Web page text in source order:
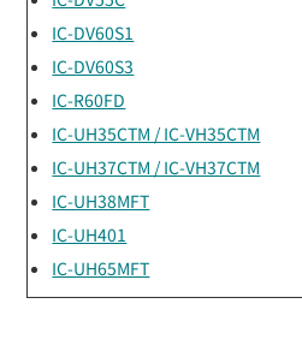
IC-DV60S1
IC-DV60S3
IC-R60FD
IC-UH35CTM / IC-VH35CTM
IC-UH37CTM / IC-VH37CTM
IC-UH38MFT
IC-UH401
IC-UH65MFT